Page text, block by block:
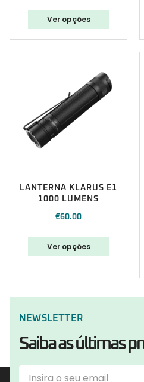
Ver opções
LANTERNA KLARUS E1
1000 LUMENS
€60.00
Ver opções
NEWSLETTER
Saiba as últimas